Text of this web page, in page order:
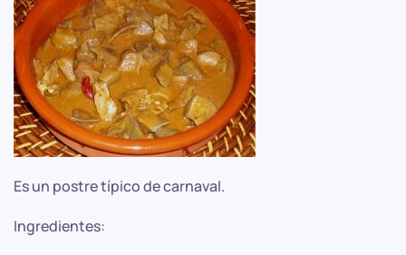
Es un postre típico de carnaval.
Ingredientes: